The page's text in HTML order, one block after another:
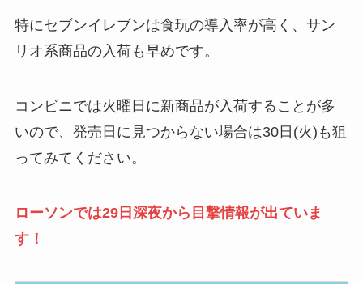
特にセブンイレブンは食玩の導入率が高く、サン
リオ系商品の入荷も早めです。
コンビニでは火曜日に新商品が入荷することが多
いので、発売日に見つからない場合は30日(火)も狙
ってみてください。
ローソンでは29日深夜から目撃情報が出ていま
す！